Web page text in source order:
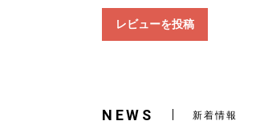
レビューを投稿
NEWS 新着情報